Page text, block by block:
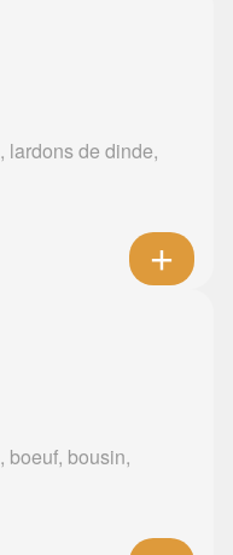
lardons de dinde,
boeuf, bousin,